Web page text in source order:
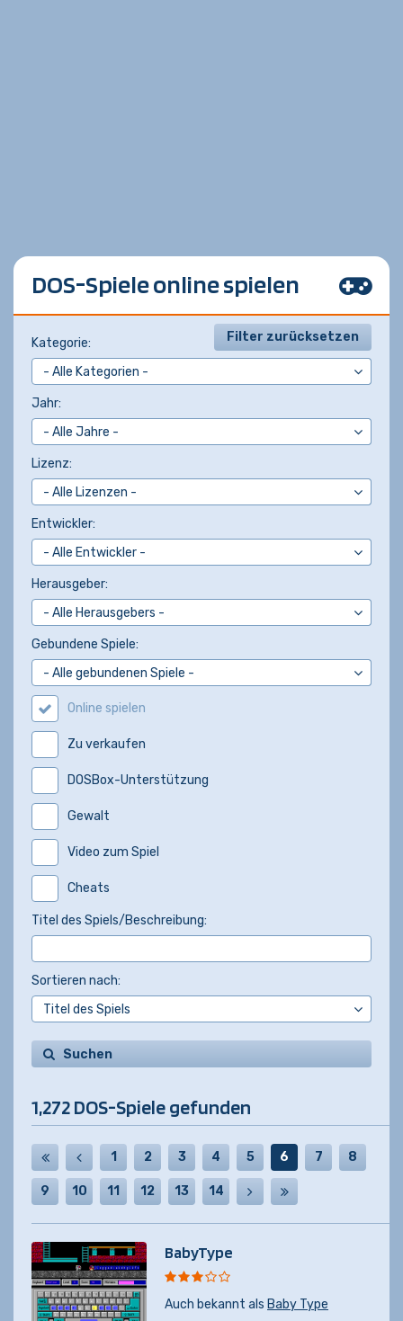
DOS-Spiele online spielen
Filter zurücksetzen
Kategorie:
Jahr:
Lizenz:
Entwickler:
Herausgeber:
Gebundene Spiele:
Online spielen
Zu verkaufen
DOSBox-Unterstützung
Gewalt
Video zum Spiel
Cheats
Titel des Spiels/Beschreibung:
Sortieren nach:
Suchen
1,272 DOS-Spiele gefunden
1 2 3 4 5 6 7 8
9 10 11 12 13 14
BabyType
Auch bekannt als Baby Type